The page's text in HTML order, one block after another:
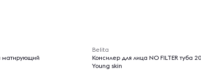
бренда, чьи косметические уходовые
так же подойдет для составления набора бьюти
любой праздник и просто без повода для мамы ,
матирующий
Belita
Консилер для лица NO FILTER туба
Young skin